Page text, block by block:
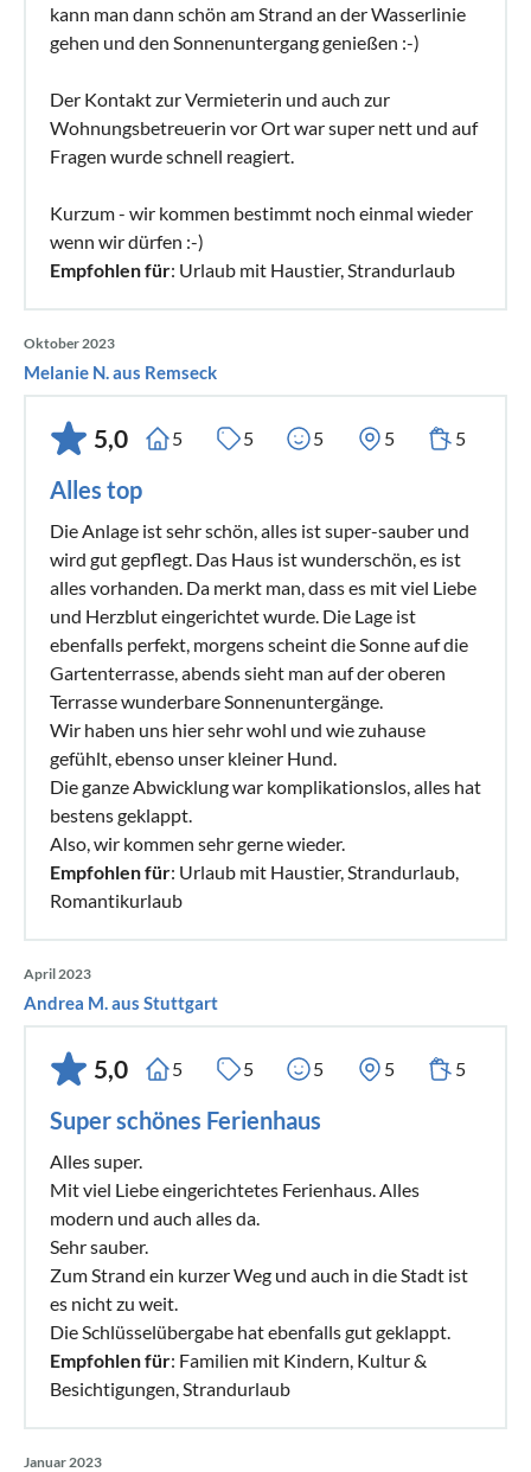
kann man dann schön am Strand an der Wasserlinie
gehen und den Sonnenuntergang genießen :-)
Der Kontakt zur Vermieterin und auch zur
Wohnungsbetreuerin vor Ort war super nett und auf
Fragen wurde schnell reagiert.
Kurzum - wir kommen bestimmt noch einmal wieder
wenn wir dürfen :-)
Empfohlen für: Urlaub mit Haustier, Strandurlaub
Oktober 2023
Melanie N. aus Remseck
5,0 5 5 5 5 5
Alles top
Die Anlage ist sehr schön, alles ist super-sauber und
wird gut gepflegt. Das Haus ist wunderschön, es ist
alles vorhanden. Da merkt man, dass es mit viel Liebe
und Herzblut eingerichtet wurde. Die Lage ist
ebenfalls perfekt, morgens scheint die Sonne auf die
Gartenterrasse, abends sieht man auf der oberen
Terrasse wunderbare Sonnenuntergänge.
Wir haben uns hier sehr wohl und wie zuhause
gefühlt, ebenso unser kleiner Hund.
Die ganze Abwicklung war komplikationslos, alles hat
bestens geklappt.
Also, wir kommen sehr gerne wieder.
Empfohlen für: Urlaub mit Haustier, Strandurlaub,
Romantikurlaub
April 2023
Andrea M. aus Stuttgart
5,0 5 5 5 5 5
Super schönes Ferienhaus
Alles super.
Mit viel Liebe eingerichtetes Ferienhaus. Alles
modern und auch alles da.
Sehr sauber.
Zum Strand ein kurzer Weg und auch in die Stadt ist
es nicht zu weit.
Die Schlüsselübergabe hat ebenfalls gut geklappt.
Empfohlen für: Familien mit Kindern, Kultur &
Besichtigungen, Strandurlaub
Januar 2023